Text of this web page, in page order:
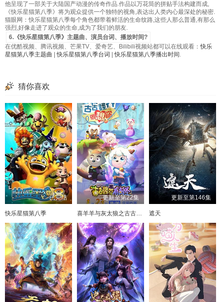
他呈现了一部关于大陆国产动漫的传奇作品.作品以万花筒的拼贴手法构建而成,
《快乐星猫第八季》将为观众提供一个独特的视角,表达出人类内心最深处的秘密.
猫眼网：快乐星猫第八季每个角色都带着鲜活的生命纹路,这些人那么普通,有那么
强烈,好像走进了观众的生命,成为了我们的朋友.
6.《快乐星猫第八季》主题曲、演员台词、播放时间?
在优酷视频、腾讯视频、芒果TV、爱奇艺、Bilibili视频站都可以在线观看：快乐
星猫第八季主题曲 |快乐星猫第八季台词 |快乐星猫第八季播出时间 .
猜你喜欢
已完结
快乐星猫第八季
更新至第22集
喜羊羊与灰太狼之古古怪界有古怪
更新至第146集
遮天